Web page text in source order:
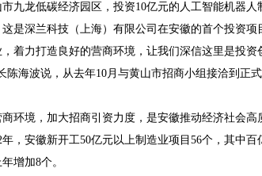
龙低碳经济园区，投资10亿元的人工智能机器人
是深兰科技（上海）有限公司在安徽的首个投资项
着力打造良好的营商环境，让我们深信这里是投资
陈海波说，从去年10月与黄山市招商小组接洽到正
境，加大招商引资力度，是安徽推动经济社会高
年，安徽新开工50亿元以上制造业项目56个，其中百
增加8个。